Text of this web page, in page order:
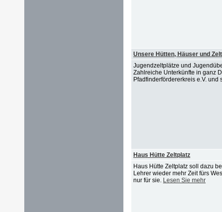
Unsere Hütten, Häuser und
Jugendzeltplätze und
Zahlreiche Unterkünfte in ganz
Pfadfinderfördererkreis e.V.
Haus Hütte Zeltplatz
Haus Hütte Zeltplatz soll dazu
Lehrer wieder mehr Zeit fürs
nur für sie. Lesen Sie mehr